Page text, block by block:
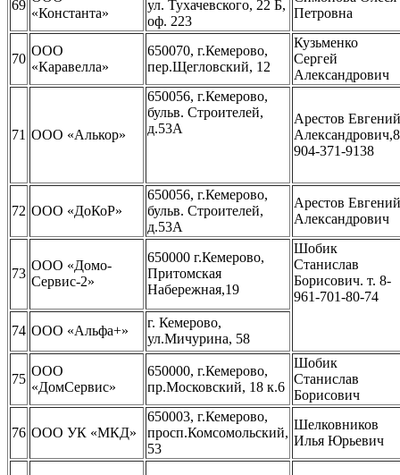
69
«Константа»
ул. Тухачевского, 22 Б,
оф. 223
Петровна
70
ООО
«Каравелла»
650070, г.Кемерово,
пер.Щегловский, 12
Кузьменко
Сергей
Александрович
71 ООО «Алькор»
650056, г.Кемерово,
бульв. Строителей,
д.53А
Арестов Евгений
904-371-9138
72 ООО «ДоКоР»
650056, г.Кемерово,
бульв. Строителей,
д.53А
Арестов Евгений
Александрович
73
ООО «Домо-
Сервис-2»
650000 г.Кемерово,
Притомская
Набережная,19
Шобик
Станислав
Борисович. т. 8-
961-701-80-74
74 ООО «Альфа+»
г. Кемерово,
ул.Мичурина, 58
75
ООО
«ДомСервис»
650000, г.Кемерово,
пр.Московский, 18 к.6
Шобик
Станислав
Борисович
76 ООО УК «МКД»
650003, г.Кемерово,
просп.Комсомольский,
53
Шелковников
Илья Юрьевич